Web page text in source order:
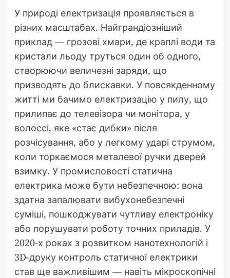
У природі електризація проявляється в
різних масштабах. Найграндіозніший
приклад — грозові хмари, де краплі води та
кристали льоду труться один об одного,
створюючи величезні заряди, що
призводять до блискавки. У повсякденному
житті ми бачимо електризацію у пилу, що
прилипає до телевізора чи монітора, у
волоссі, яке «стає дибки» після
розчісування, або у легкому ударі струмом,
коли торкаємося металевої ручки дверей
взимку. У промисловості статична
електрика може бути небезпечною: вона
здатна запалювати вибухонебезпечні
суміші, пошкоджувати чутливу електроніку
або порушувати роботу точних приладів. У
2020-х роках з розвитком нанотехнологій і
3D-друку контроль статичної електрики
став ще важливішим — навіть мікроскопічні